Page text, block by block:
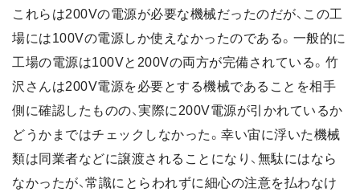
これらは200Vの電源が必要な機械だったのだが、この工
場には100Vの電源しか使えなかったのである。一般的に
工場の電源は100Vと200Vの両方が完備されている。竹
沢さんは200V電源を必要とする機械であることを相手
側に確認したものの、実際に200V電源が引かれているか
どうかまではチェックしなかった。幸い宙に浮いた機械
類は同業者などに譲渡されることになり、無駄にはなら
なかったが、常識にとらわれずに細心の注意を払わなけ